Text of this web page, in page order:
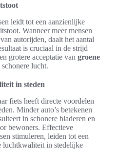
leidt tot een aanzienlijke
Wanneer meer mensen
autorijden, daalt het aantal
is cruciaal in de strijd
grotere acceptatie van groene
lucht.
in steden
fiets heeft directe voordelen
Minder auto’s betekenen
in schonere bladeren en
bewoners. Effectieve
stimuleren, leiden tot een
luchtkwaliteit in stedelijke